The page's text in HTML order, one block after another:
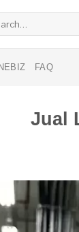
FAQ
Jual